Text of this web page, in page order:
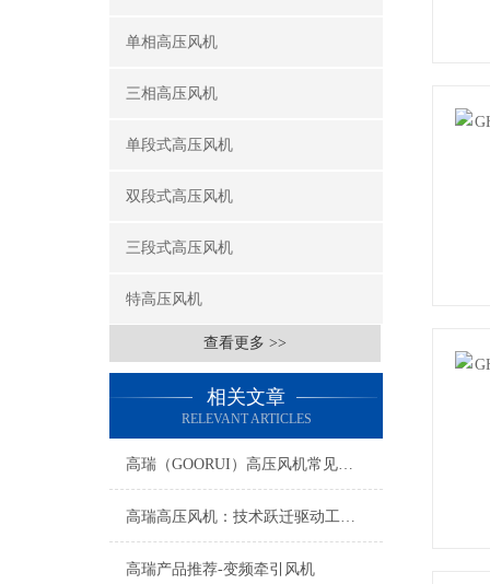
单相高压风机
三相高压风机
单段式高压风机
双段式高压风机
三段式高压风机
特高压风机
查看更多 >>
相关文章
RELEVANT ARTICLES
高瑞（GOORUI）高压风机常见故障及排除方法
高瑞高压风机：技术跃迁驱动工业升级新征程
高瑞产品推荐-变频牵引风机